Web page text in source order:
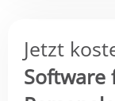
Jetzt
Software